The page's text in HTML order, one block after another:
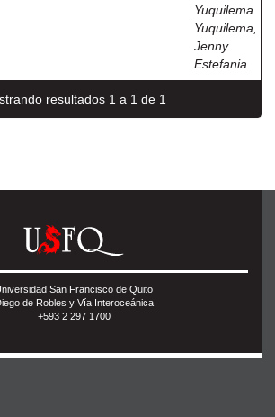
Yuquilema
Yuquilema,
Jenny
Estefania
resultados 1 a 1 de 1
San Francisco de Quito
de Robles y Vía Interoceánica
+593 2 297 1700